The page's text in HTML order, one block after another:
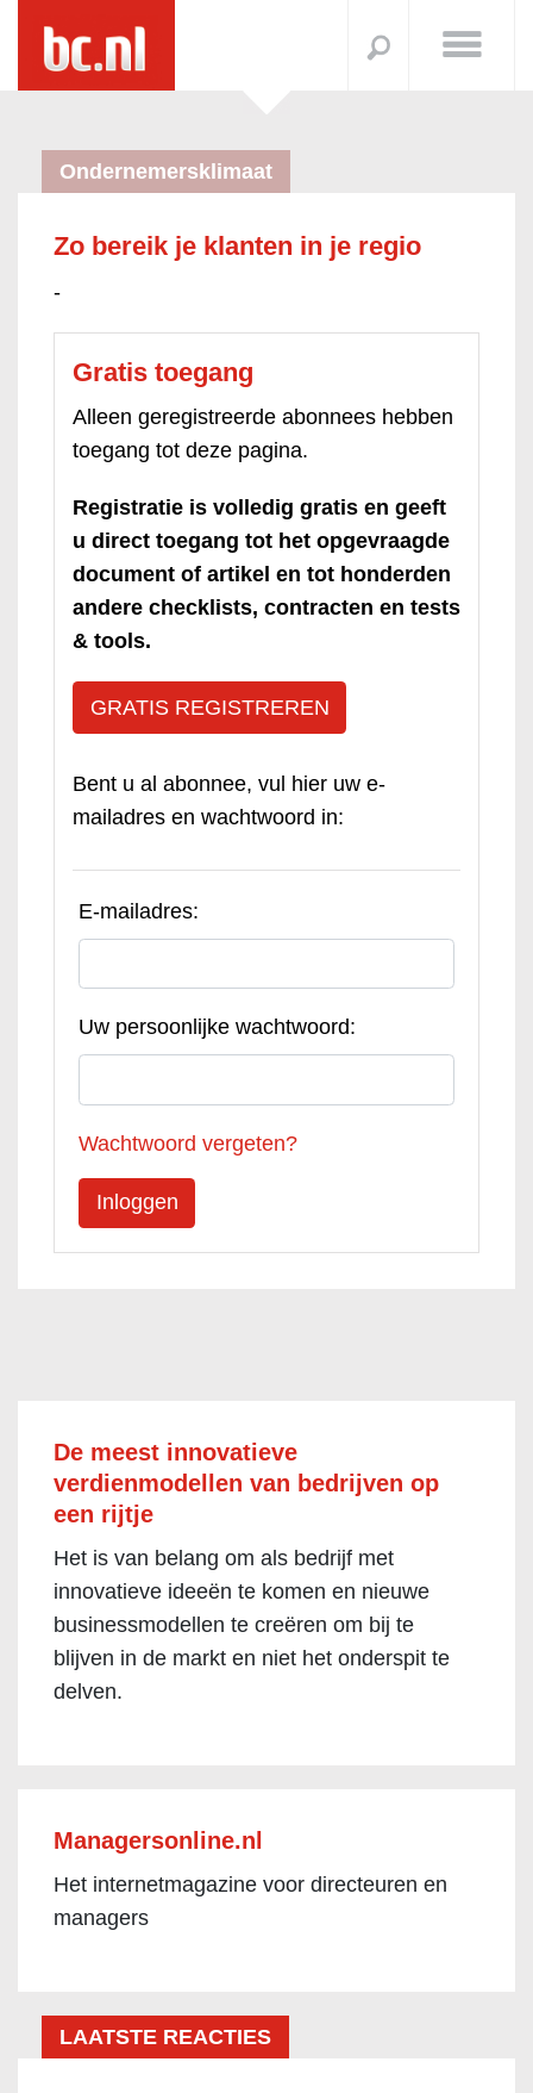
Ondernemersklimaat
Zo bereik je klanten in je regio
-
Gratis toegang
Alleen geregistreerde abonnees hebben
toegang tot deze pagina.
Registratie is volledig gratis en geeft
u direct toegang tot het opgevraagde
document of artikel en tot honderden
andere checklists, contracten en tests
& tools.
GRATIS REGISTREREN
Bent u al abonnee, vul hier uw e-
mailadres en wachtwoord in:
E-mailadres:
Uw persoonlijke wachtwoord:
Wachtwoord vergeten?
De meest innovatieve
verdienmodellen van bedrijven op
een rijtje
Het is van belang om als bedrijf met
innovatieve ideeën te komen en nieuwe
businessmodellen te creëren om bij te
blijven in de markt en niet het onderspit te
delven.
Managersonline.nl
Het internetmagazine voor directeuren en
managers
LAATSTE REACTIES